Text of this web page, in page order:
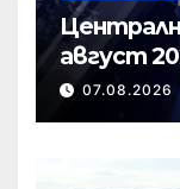
август
07.08.2026